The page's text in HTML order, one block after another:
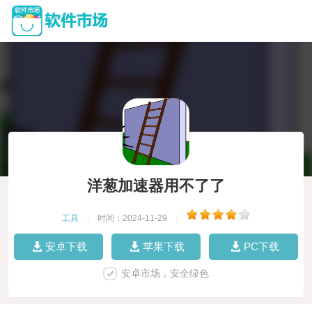
洋葱加速器用不了了
工具 时间：2024-11-29
安卓下载 苹果下载 PC下载
安卓市场，安全绿色